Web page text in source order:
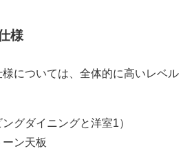
様
については、全体的に高いレベル
グダイニングと洋室1）
ン天板